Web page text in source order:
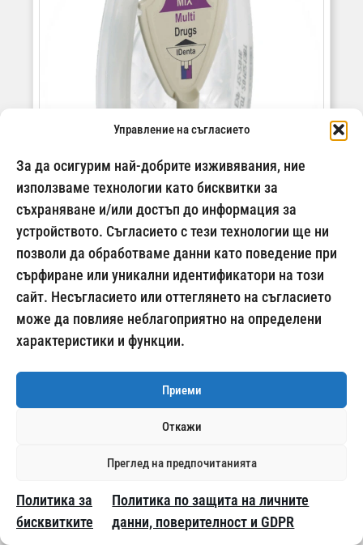
Управление на съгласието
За да осигурим най-добрите изживявания, ние
използваме технологии като бисквитки за
съхраняване и/или достъп до информация за
устройството. Съгласието с тези технологии ще ни
позволи да обработваме данни като поведение при
сърфиране или уникални идентификатори на този
сайт. Несъгласието или оттеглянето на съгласието
може да повлияе неблагоприятно на определени
характеристики и функции.
Приеми
Откажи
Преглед на предпочитанията
Политика за
бисквитките
Политика по защита на личните
данни, поверителност и GDPR
Полеви тест за Мулти микс наркотични вещества
модел Къспер, 100 броя
/ 1525.55 лв.